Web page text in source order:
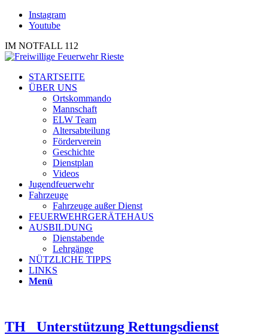
Instagram
Youtube
IM NOTFALL 112
STARTSEITE
ÜBER UNS
Ortskommando
Mannschaft
ELW Team
Altersabteilung
Förderverein
Geschichte
Dienstplan
Videos
Jugendfeuerwehr
Fahrzeuge
Fahrzeuge außer Dienst
FEUERWEHRGERÄTEHAUS
AUSBILDUNG
Dienstabende
Lehrgänge
NÜTZLICHE TIPPS
LINKS
Menü
TH _Unterstützung Rettungsdienst